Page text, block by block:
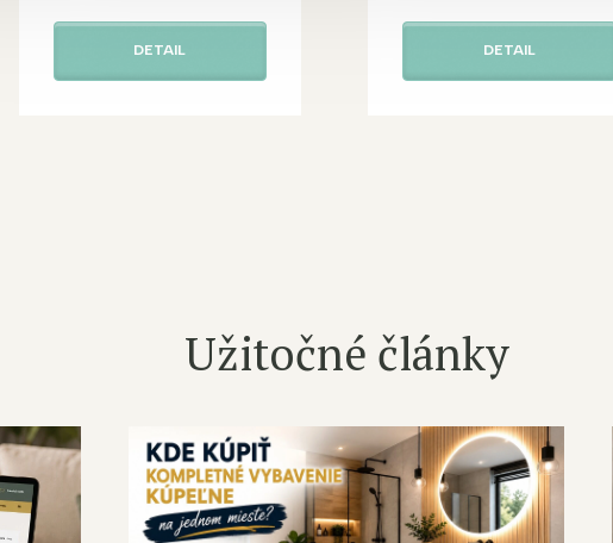
DETAIL DETAIL
Užitočné články